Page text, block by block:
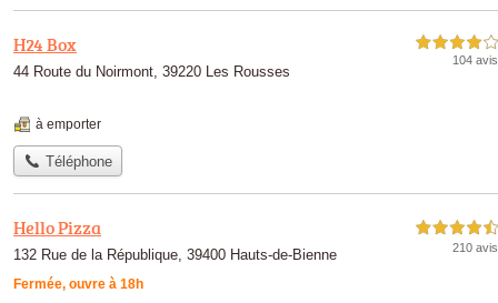
H24 Box
44 Route du Noirmont, 39220 Les Rousses
4,0 étoiles sur 5
104 avis
à emporter
Téléphone
Hello Pizza
132 Rue de la République, 39400 Hauts-de-Bienne
Fermée, ouvre à 18h
4,5 étoiles sur 5
210 avis